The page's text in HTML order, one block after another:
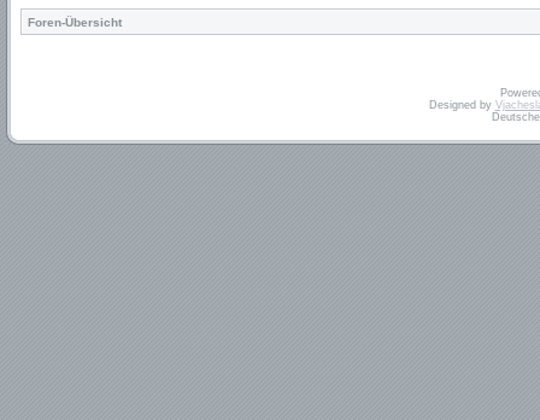
Foren-Übersicht
Designed by